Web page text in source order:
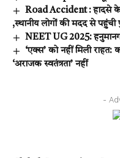
Road Accident : हादसे के
,स्थानीय लोगों की मदद से पहुंची
NEET UG 2025:
‘एक्स’ को नहीं मिली राहत:
‘अराजक स्वतंत्रता’ नहीं
-